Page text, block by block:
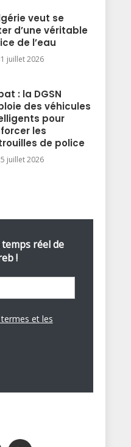
veut se
d’une véritable
de l’eau
juillet 2026
: la DGSN
des véhicules
pour
les
de police
juillet 2026
réel de
!
et les